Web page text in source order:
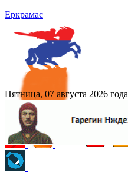
Еркрамас
Пятница, 07 августа 2026 года